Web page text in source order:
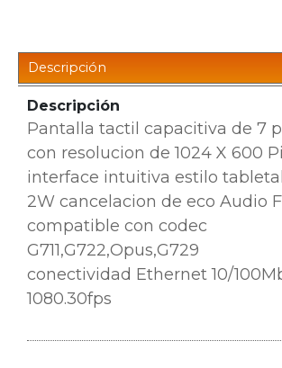
Descripción
Descripción
Pantalla tactil capacitiva de 7
con resolucion de 1024 X 600
interface intuitiva estilo tablet
2W cancelacion de eco Audio
compatible con codec
G711,G722,Opus,G729
conectividad Ethernet 10/
1080.30fps